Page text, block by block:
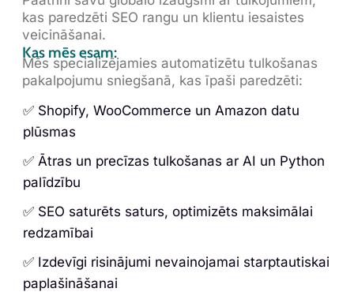
kas paredzēti SEO rangu un klientu iesaistes
veicināšanai.
Kas mēs esam:
Mēs specializējamies automatizētu tulkošanas
pakalpojumu sniegšanā, kas īpaši paredzēti:
✅ Shopify, WooCommerce un Amazon datu
plūsmas
✅ Ātras un precīzas tulkošanas ar AI un Python
palīdzību
✅ SEO saturēts saturs, optimizēts maksimālai
redzamībai
✅ Izdevīgi risinājumi nevainojamai starptautiskai
paplašināšanai